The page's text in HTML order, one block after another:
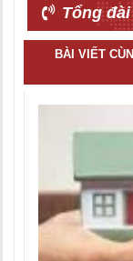
Tổng
BÀI VIẾT